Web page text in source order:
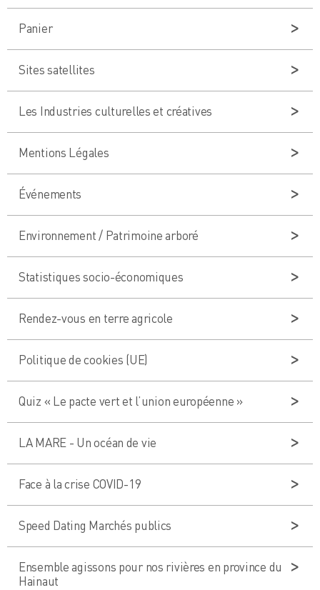
Panier
Sites satellites
Les Industries culturelles et créatives
Mentions Légales
Événements
Environnement / Patrimoine arboré
Statistiques socio-économiques
Rendez-vous en terre agricole
Politique de cookies (UE)
Quiz « Le pacte vert et l’union européenne »
LA MARE - Un océan de vie
Face à la crise COVID-19
Speed Dating Marchés publics
Ensemble agissons pour nos rivières en province du
Hainaut